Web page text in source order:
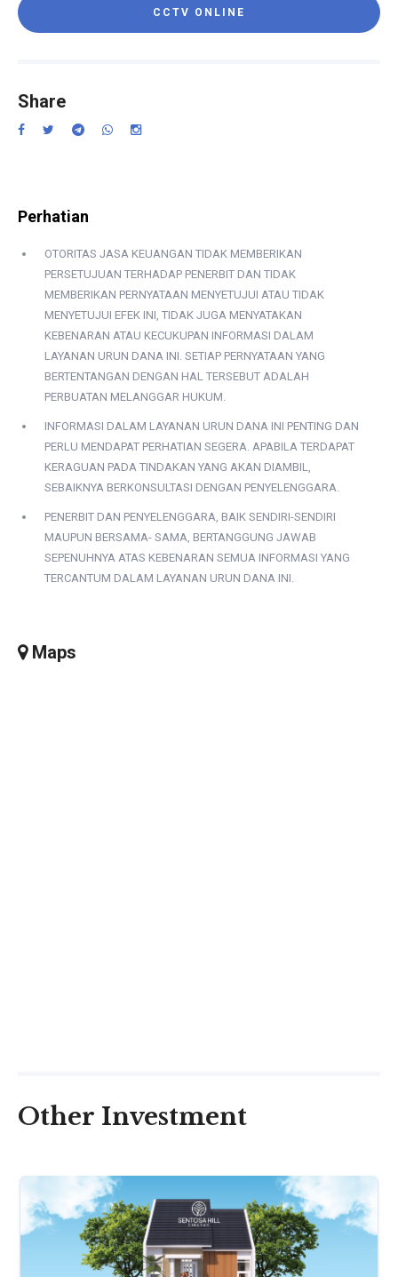
CCTV ONLINE
Share
Perhatian
OTORITAS JASA KEUANGAN TIDAK MEMBERIKAN
PERSETUJUAN TERHADAP PENERBIT DAN TIDAK
MEMBERIKAN PERNYATAAN MENYETUJUI ATAU TIDAK
MENYETUJUI EFEK INI, TIDAK JUGA MENYATAKAN
KEBENARAN ATAU KECUKUPAN INFORMASI DALAM
LAYANAN URUN DANA INI. SETIAP PERNYATAAN YANG
BERTENTANGAN DENGAN HAL TERSEBUT ADALAH
PERBUATAN MELANGGAR HUKUM.
INFORMASI DALAM LAYANAN URUN DANA INI PENTING DAN
PERLU MENDAPAT PERHATIAN SEGERA. APABILA TERDAPAT
KERAGUAN PADA TINDAKAN YANG AKAN DIAMBIL,
SEBAIKNYA BERKONSULTASI DENGAN PENYELENGGARA.
PENERBIT DAN PENYELENGGARA, BAIK SENDIRI-SENDIRI
MAUPUN BERSAMA- SAMA, BERTANGGUNG JAWAB
SEPENUHNYA ATAS KEBENARAN SEMUA INFORMASI YANG
TERCANTUM DALAM LAYANAN URUN DANA INI.
Maps
Other Investment